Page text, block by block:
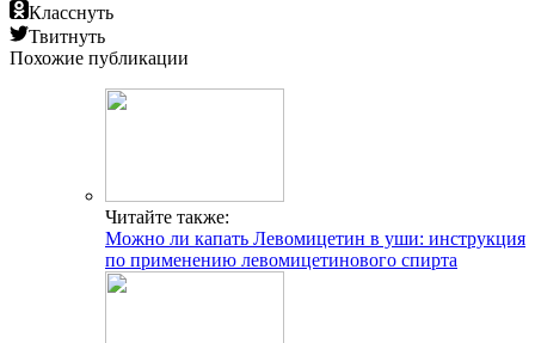
Класснуть
Твитнуть
Похожие публикации
Читайте также:
Можно ли капать Левомицетин в уши: инструкция
по применению левомицетинового спирта